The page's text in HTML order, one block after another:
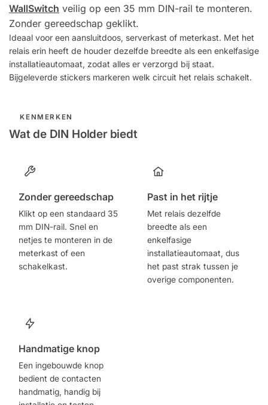
WallSwitch veilig op een 35 mm DIN-rail te monteren.
Zonder gereedschap geklikt.
Ideaal voor een aansluitdoos, serverkast of meterkast. Met het
relais erin heeft de houder dezelfde breedte als een enkelfasige
installatieautomaat, zodat alles er verzorgd bij staat.
Bijgeleverde stickers markeren welk circuit het relais schakelt.
KENMERKEN
Wat de DIN Holder biedt
Zonder gereedschap
Klikt op een standaard 35
mm DIN-rail. Snel en
netjes te monteren in de
meterkast of een
schakelkast.
Past in het rijtje
Met relais dezelfde
breedte als een
enkelfasige
installatieautomaat, dus
het past strak tussen je
overige componenten.
Handmatige knop
Een ingebouwde knop
bedient de contacten
handmatig, handig bij